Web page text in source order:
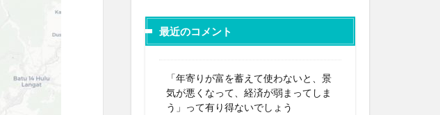
最近のコメント
「年寄りが富を蓄えて使わないと、景
気が悪くなって、経済が弱まってしま
う」って有り得ないでしょう